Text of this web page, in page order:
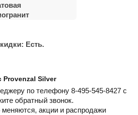
Есть.
Provenzal Silver
по телефону 8-495-545-8427 с
обратный звонок.
меняются, акции и распродажи